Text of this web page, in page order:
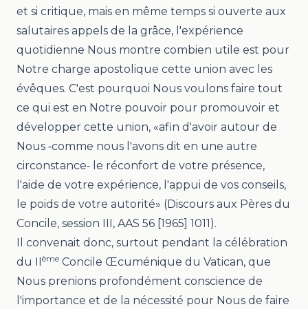
et si critique, mais en même temps si ouverte aux
salutai­res appels de la grâce, l'expérience
quotidienne Nous montre combien utile est pour
Notre charge apostolique cette union avec les
évêques. C'est pourquoi Nous voulons faire tout
ce qui est en Notre pouvoir pour promouvoir et
développer cette union, «afin d'avoir autour de
Nous ‑comme nous l'avons dit en une autre
circonstance‑ le réconfort de votre présence,
l'aide de votre expérience, l'appui de vos conseils,
le poids de votre autorité» (Discours aux Pères du
Concile, session III, AAS 56 [1965] 1011).
Il convenait donc, surtout pendant la célébration
du IIème Concile Œcuménique du Vatican, que
Nous prenions profondément conscience de
l'importance et de la nécessité pour Nous de faire